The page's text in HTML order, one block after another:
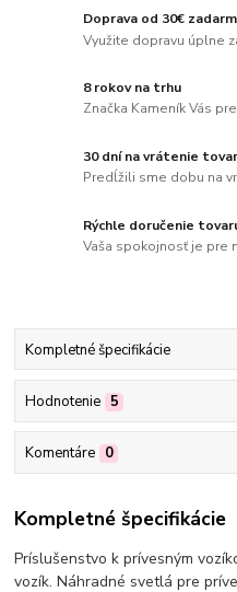
Doprava od 30€
Využite dopravu úplne
8 rokov na trhu
Značka Kameník Vás
30 dní na vrátenie
Predĺžili sme dobu na
Rýchle doručenie
Vaša spokojnosť je pre
Kompletné špecifikácie
Hodnotenie 5
Komentáre 0
Kompletné špecifikácie
Príslušenstvo k prívesným
vozík. Náhradné svetlá pre